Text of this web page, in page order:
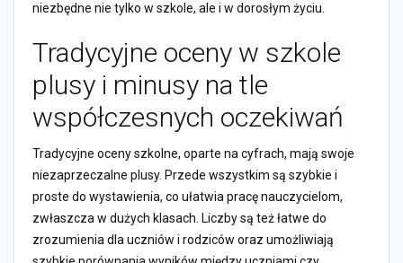
niezbędne nie tylko w szkole, ale i w dorosłym życiu.
Tradycyjne oceny w szkole
plusy i minusy na tle
współczesnych oczekiwań
Tradycyjne oceny szkolne, oparte na cyfrach, mają swoje
niezaprzeczalne plusy. Przede wszystkim są szybkie i
proste do wystawienia, co ułatwia pracę nauczycielom,
zwłaszcza w dużych klasach. Liczby są też łatwe do
zrozumienia dla uczniów i rodziców oraz umożliwiają